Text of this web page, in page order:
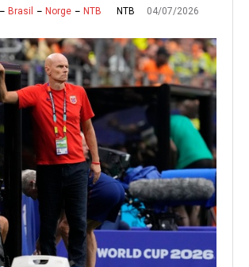
Brasil Norge NTB NTB 04/07/2026